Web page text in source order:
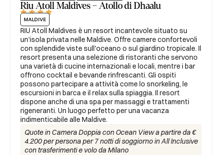
Riu Atoll Maldives – Atollo di Dhaalu
   
MALDIVE
RIU Atoll Maldives è un resort incantevole situato su
un'isola privata nelle Maldive. Offre camere confortevoli
con splendide viste sull'oceano o sul giardino tropicale. Il
resort presenta una selezione di ristoranti che servono
una varietà di cucine internazionali e locali, mentre i bar
offrono cocktail e bevande rinfrescanti. Gli ospiti
possono partecipare a attività come lo snorkeling, le
escursioni in barca e il relax sulla spiaggia. Il resort
dispone anche di una spa per massaggi e trattamenti
rigeneranti. Un luogo perfetto per una vacanza
indimenticabile alle Maldive.
Quote in Camera Doppia con Ocean View a partire da €
4.200 per persona per 7 notti di soggiorno in All Inclusive
con trasferimenti e volo da Milano